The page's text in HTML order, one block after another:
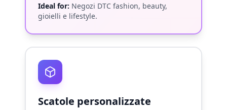
Ideal for: Negozi DTC fashion, beauty,
gioielli e lifestyle.
Scatole personalizzate